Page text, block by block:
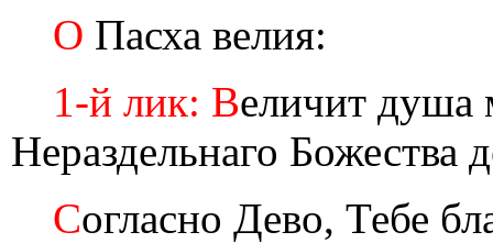
О Пасха велия:
1-й лик: Величит душа
Нераздельнаго Божества
Согласно Дево, Тебе